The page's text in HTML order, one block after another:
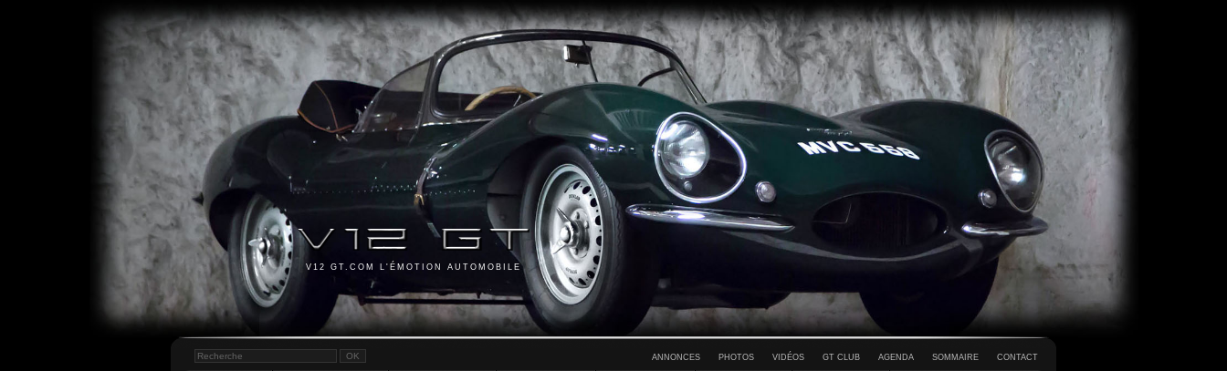
V12 GT.COM L'ÉMOTION AUTOMOBILE
ANNONCES PHOTOS VIDÉOS GT CLUB AGENDA SOMMAIRE CONTACT